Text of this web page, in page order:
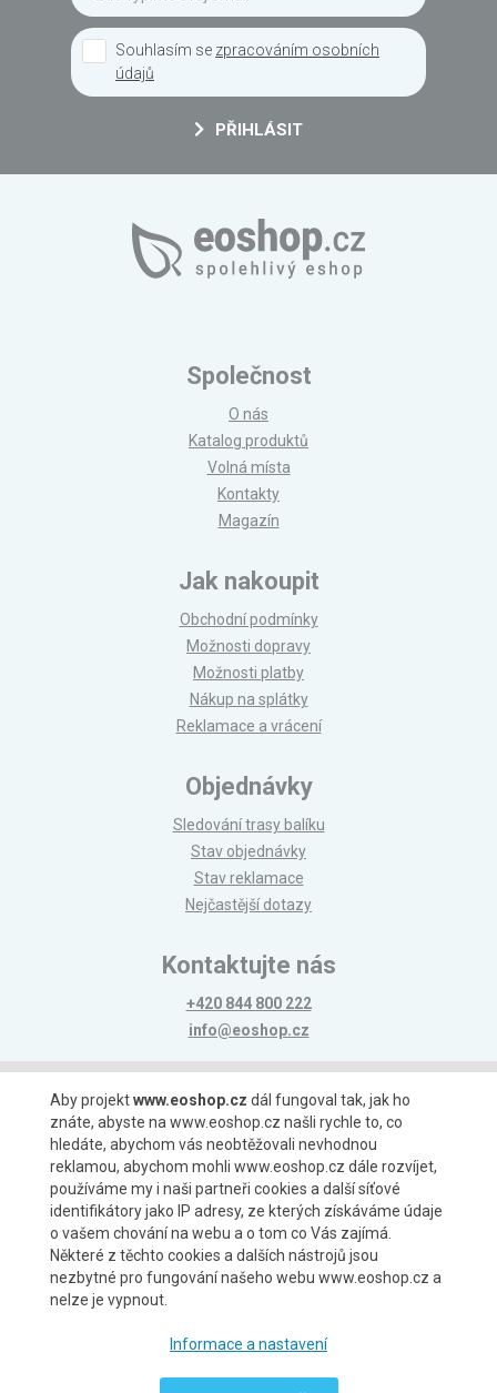
Souhlasím se zpracováním osobních
údajů
PŘIHLÁSIT
Společnost
O nás
Katalog produktů
Volná místa
Kontakty
Magazín
Jak nakoupit
Obchodní podmínky
Možnosti dopravy
Možnosti platby
Nákup na splátky
Reklamace a vrácení
Objednávky
Sledování trasy balíku
Stav objednávky
Stav reklamace
Nejčastější dotazy
Kontaktujte nás
+420 844 800 222
info@eoshop.cz
Možnosti platby
Možnosti dopravy
Aby projektwww.eoshop.cz dál fungoval tak, jak ho
znáte, abyste na www.eoshop.cz našli rychle to, co
hledáte, abychom vás neobtěžovali nevhodnou
reklamou, abychom mohli www.eoshop.cz dále rozvíjet,
používáme my i naši partneři cookies a další síťové
identifikátory jako IP adresy, ze kterých získáváme údaje
o vašem chování na webu a o tom co Vás zajímá.
Některé z těchto cookies a dalších nástrojů jsou
nezbytné pro fungování našeho webu www.eoshop.cz a
nelze je vypnout.
Informace a nastavení